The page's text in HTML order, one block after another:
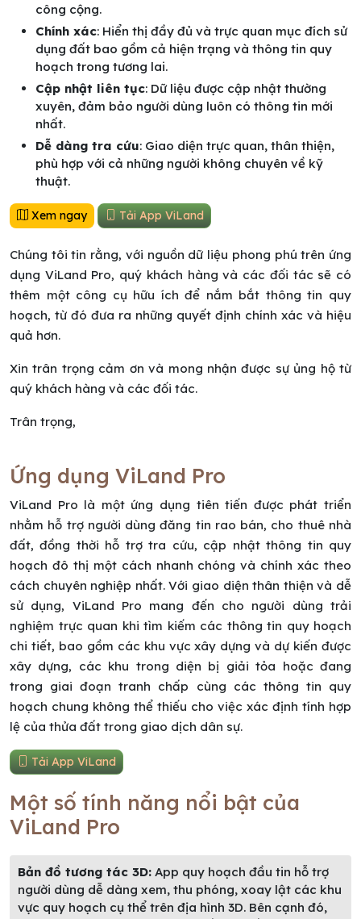
công cộng.
Chính xác: Hiển thị đầy đủ và trực quan mục đích sử
dụng đất bao gồm cả hiện trạng và thông tin quy
hoạch trong tương lai.
Cập nhật liên tục: Dữ liệu được cập nhật thường
xuyên, đảm bảo người dùng luôn có thông tin mới
nhất.
Dễ dàng tra cứu: Giao diện trực quan, thân thiện,
phù hợp với cả những người không chuyên về kỹ
thuật.
Xem ngay Tải App ViLand
Chúng tôi tin rằng, với nguồn dữ liệu phong phú trên ứng
dụng ViLand Pro, quý khách hàng và các đối tác sẽ có
thêm một công cụ hữu ích để nắm bắt thông tin quy
hoạch, từ đó đưa ra những quyết định chính xác và hiệu
quả hơn.
Xin trân trọng cảm ơn và mong nhận được sự ủng hộ từ
quý khách hàng và các đối tác.
Trân trọng,
Ứng dụng ViLand Pro
ViLand Pro là một ứng dụng tiên tiến được phát triển
nhằm hỗ trợ người dùng đăng tin rao bán, cho thuê nhà
đất, đồng thời hỗ trợ tra cứu, cập nhật thông tin quy
hoạch đô thị một cách nhanh chóng và chính xác theo
cách chuyên nghiệp nhất. Với giao diện thân thiện và dễ
sử dụng, ViLand Pro mang đến cho người dùng trải
nghiệm trực quan khi tìm kiếm các thông tin quy hoạch
chi tiết, bao gồm các khu vực xây dựng và dự kiến được
xây dựng, các khu trong diện bị giải tỏa hoặc đang
trong giai đoạn tranh chấp cùng các thông tin quy
hoạch chung không thể thiếu cho việc xác định tính hợp
lệ của thửa đất trong giao dịch dân sự.
Tải App ViLand
Một số tính năng nổi bật của
ViLand Pro
Bản đồ tương tác 3D: App quy hoạch đầu tin hỗ trợ
người dùng dễ dàng xem, thu phóng, xoay lật các khu
vực quy hoạch cụ thể trên địa hình 3D. Bên cạnh đó,